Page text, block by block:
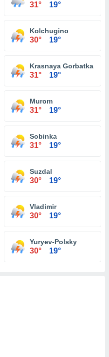
31° 19°
Kolchugino
30° 19°
Krasnaya Gorbatka
31° 19°
Murom
31° 19°
Sobinka
31° 19°
Suzdal
30° 19°
Vladimir
30° 19°
Yuryev-Polsky
30° 19°